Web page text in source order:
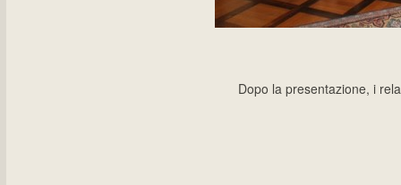
Dopo la presentazione, i